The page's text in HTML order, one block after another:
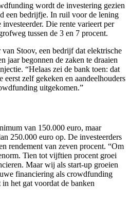
wordt de investering gezien
een bedrijfje. In ruil voor de lening
Die rente varieert per
tussen de 3 en 7 procent.
Stoov, een bedrijf dat elektrische
jaar begonnen de zaken te draaien
“Helaas zei de bank toen: dat
eerst zelf gekeken en aandeelhouders
uitgekomen.”
van 150.000 euro, maar
250.000 euro op. De investeerders
rendement van zeven procent. “Om
Tien tot vijftien procent groei
Maar wij als start-up groeien
financiering als crowdfunding
het gat voordat de banken